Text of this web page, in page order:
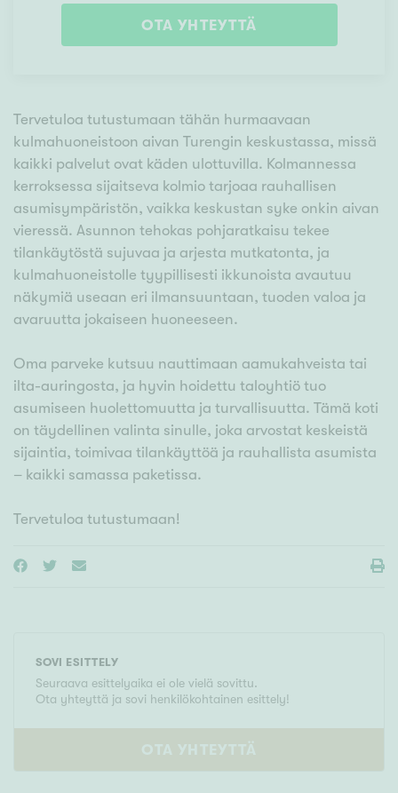
OTA YHTEYTTÄ
Tervetuloa tutustumaan tähän hurmaavaan
kulmahuoneistoon aivan Turengin keskustassa, missä
kaikki palvelut ovat käden ulottuvilla. Kolmannessa
kerroksessa sijaitseva kolmio tarjoaa rauhallisen
asumisympäristön, vaikka keskustan syke onkin aivan
vieressä. Asunnon tehokas pohjaratkaisu tekee
tilankäytöstä sujuvaa ja arjesta mutkatonta, ja
kulmahuoneistolle tyypillisesti ikkunoista avautuu
näkymiä useaan eri ilmansuuntaan, tuoden valoa ja
avaruutta jokaiseen huoneeseen.
Oma parveke kutsuu nauttimaan aamukahveista tai
ilta-auringosta, ja hyvin hoidettu taloyhtiö tuo
asumiseen huolettomuutta ja turvallisuutta. Tämä koti
on täydellinen valinta sinulle, joka arvostat keskeistä
sijaintia, toimivaa tilankäyttöä ja rauhallista asumista
– kaikki samassa paketissa.
Tervetuloa tutustumaan!
SOVI ESITTELY
Seuraava esittelyaika ei ole vielä sovittu.
Ota yhteyttä ja sovi henkilökohtainen esittely!
OTA YHTEYTTÄ